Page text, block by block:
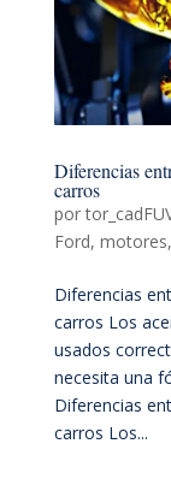
Diferencias
carros
por
Ford, motores,
Diferencias
carros Los
usados
necesita una
Diferencias
carros Los...